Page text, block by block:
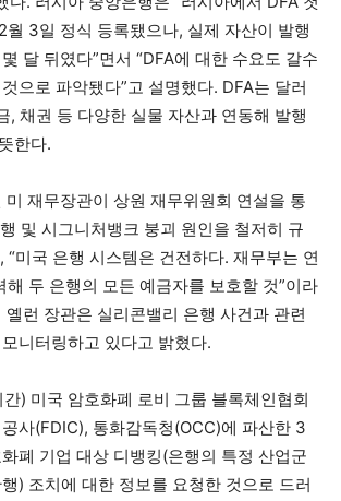
월 3일 정식 등록됐으나, 실제 자산이 발행
달 뒤였다”면서 “DFA에 대한 수요도 갈수
으로 파악됐다”고 설명했다. DFA는 달러
, 채권 등 다양한 실물 자산과 연동해 발행
한다.
미 재무장관이 상원 재무위원회 연설을 통
및 시그니처뱅크 붕괴 원인을 철저히 규
“미국 은행 시스템은 건전하다. 재무부는 연
해 두 은행의 모든 예금자를 보호할 것”이라
옐런 장관은 실리콘밸리 은행 사건과 관련
니터링하고 있다고 밝혔다.
) 미국 암호화폐 로비 그룹 블록체인협회
사(FDIC), 통화감독청(OCC)에 파산한 3
폐 기업 대상 디뱅킹(은행의 특정 산업군
) 조치에 대한 정보를 요청한 것으로 드러